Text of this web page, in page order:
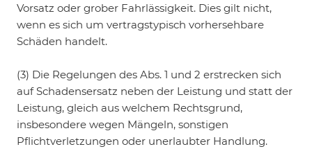
Vorsatz oder grober Fahrlässigkeit. Dies gilt nicht,
wenn es sich um vertragstypisch vorhersehbare
Schäden handelt.
(3) Die Regelungen des Abs. 1 und 2 erstrecken sich
auf Schadensersatz neben der Leistung und statt der
Leistung, gleich aus welchem Rechtsgrund,
insbesondere wegen Mängeln, sonstigen
Pflichtverletzungen oder unerlaubter Handlung.